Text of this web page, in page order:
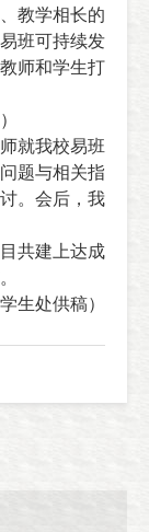
教学相长的
班可持续发
师和学生打
就我校易班
题与相关指
。会后，我
共建上达成
学生处供稿）